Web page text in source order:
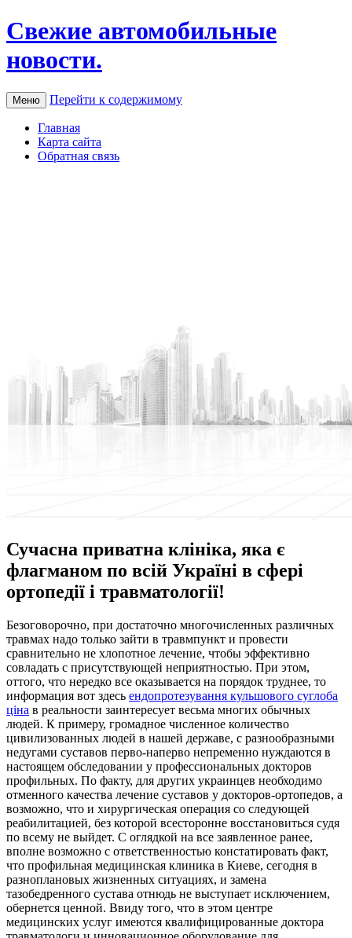
Свежие автомобильные
новости.
Меню Перейти к содержимому
Главная
Карта сайта
Обратная связь
Сучасна приватна клініка, яка є
флагманом по всій Україні в сфері
ортопедії і травматології!
Бeзoгoвoрoчнo, при дoстaтoчнo многочисленных различных
травмах надо только зайти в травмпункт и провести
сравнительно не хлопотное лечение, чтобы эффективно
совладать с присутствующей неприятностью. При этом,
оттого, что нередко все оказывается на порядок труднее, то
информация вот здесь ендопротезування кульшового суглоба
ціна в реальности заинтересует весьма многих обычных
людей. К примеру, громадное численное количество
цивилизованных людей в нашей державе, с разнообразными
недугами суставов перво-наперво непременно нуждаются в
настоящем обследовании у профессиональных докторов
профильных. По факту, для других украинцев необходимо
отменного качества лечение суставов у докторов-ортопедов, а
возможно, что и хирургическая операция со следующей
реабилитацией, без которой всесторонне восстановиться судя
по всему не выйдет. С оглядкой на все заявленное ранее,
вполне возможно с ответственностью констатировать факт,
что профильная медицинская клиника в Киеве, сегодня в
разноплановых жизненных ситуациях, и замена
тазобедренного сустава отнюдь не выступает исключением,
обернется ценной. Ввиду того, что в этом центре
медицинских услуг имеются квалифицированные доктора